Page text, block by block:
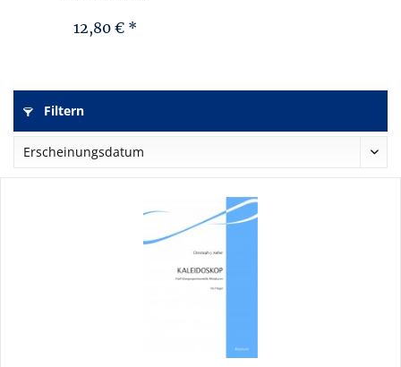
12,80 € *
Filtern